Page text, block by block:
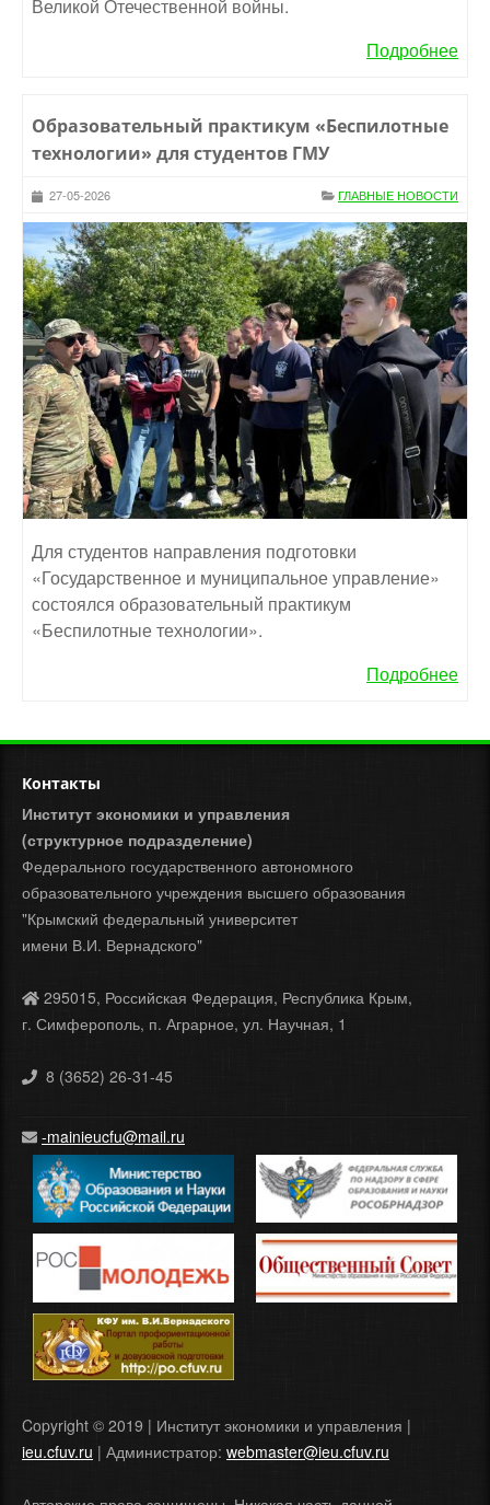
Великой Отечественной войны.
Подробнее
Образовательный практикум «Беспилотные
технологии» для студентов ГМУ
27-05-2026 ГЛАВНЫЕ НОВОСТИ
Для студентов направления подготовки
«Государственное и муниципальное управление»
состоялся образовательный практикум
«Беспилотные технологии».
Подробнее
Контакты
Институт экономики и управления
(структурное подразделение)
Федерального государственного автономного
образовательного учреждения высшего образования
"Крымский федеральный университет
имени В.И. Вернадского"
295015, Российская Федерация, Республика Крым,
г. Симферополь, п. Аграрное, ул. Научная, 1
8 (3652) 26-31-45
-mainieucfu@mail.ru
Copyright © 2019 | Институт экономики и управления |
ieu.cfuv.ru | Администратор: webmaster@ieu.cfuv.ru